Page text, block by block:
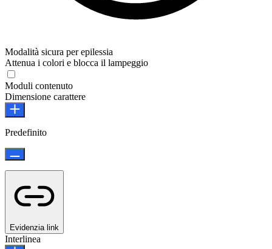
Modalità sicura per epilessia
Attenua i colori e blocca il lampeggio
Moduli contenuto
Dimensione carattere
Predefinito
Evidenzia link
Interlinea